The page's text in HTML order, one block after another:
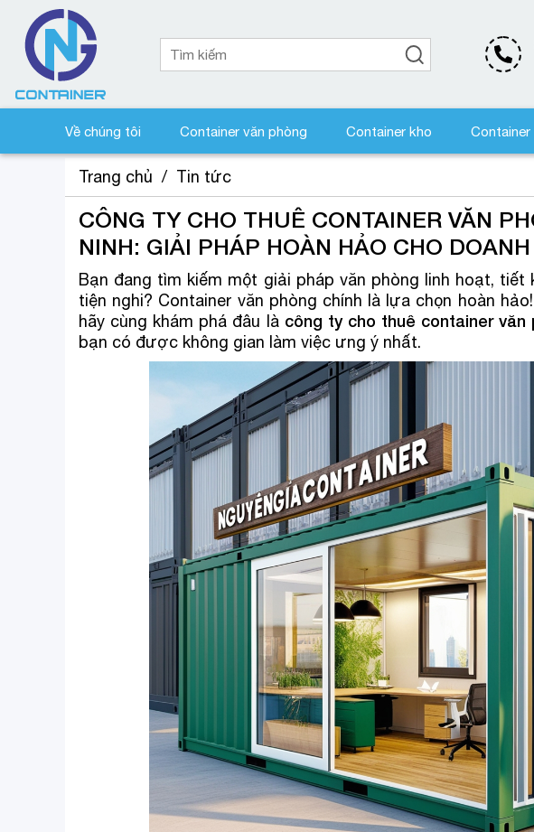
Về chúng tôi Container văn phòng Container kho Container
Trang chủ / Tin tức
CÔNG TY CHO THUÊ CONTAINER VĂN
NINH: GIẢI PHÁP HOÀN HẢO CHO
Bạn đang tìm kiếm một giải pháp văn phòng linh hoạt,
tiện nghi? Container văn phòng chính là lựa chọn hoàn
hãy cùng khám phá đâu là công ty cho thuê container văn
bạn có được không gian làm việc ưng ý nhất.